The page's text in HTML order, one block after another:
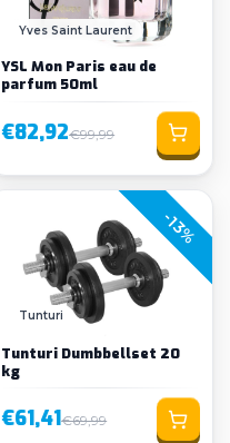
Yves Saint Laurent
YSL Mon Paris eau de
parfum 50ml
€82,92€99,99
-13%
Tunturi
Tunturi Dumbbellset 20
kg
€61,41€69,99